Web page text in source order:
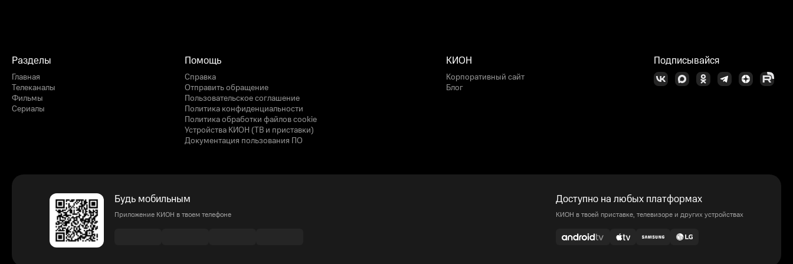
Разделы
Главная
Телеканалы
Фильмы
Сериалы
Помощь
Справка
Отправить обращение
Пользовательское соглашение
Политика конфиденциальности
Политика обработки файлов cookie
Устройства КИОН (ТВ и приставки)
Документация пользования ПО
КИОН
Корпоративный сайт
Блог
Подписывайся
Будь мобильным
Приложение КИОН в твоем телефоне
Доступно на любых платформах
КИОН в твоей приставке, телевизоре и других устройствах